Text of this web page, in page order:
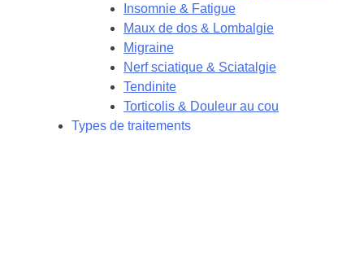
Insomnie & Fatigue
Maux de dos & Lombalgie
Migraine
Nerf sciatique & Sciatalgie
Tendinite
Torticolis & Douleur au cou
Types de traitements